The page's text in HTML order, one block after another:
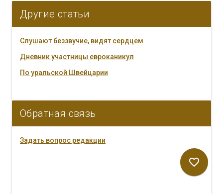
Другие статьи
Слушают беззвучие, видят сердцем
Дневник участницы евроканикул
По уральской Швейцарии
Обратная связь
Задать вопрос редакции
favorite_border